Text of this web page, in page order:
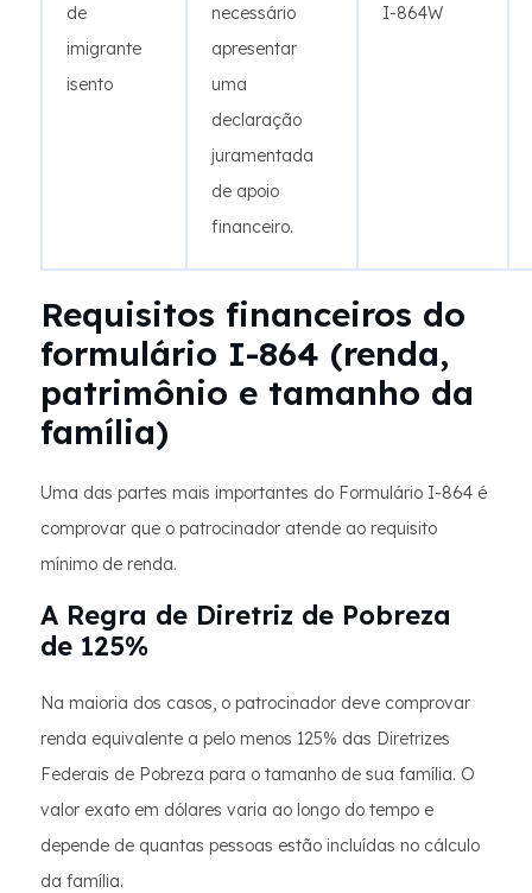
de
imigrante
isento
necessário
apresentar
uma
declaração
juramentada
de apoio
financeiro.
I-864W
Requisitos financeiros do
formulário I-864 (renda,
patrimônio e tamanho da
família)
Uma das partes mais importantes do Formulário I-864 é
comprovar que o patrocinador atende ao requisito
mínimo de renda.
A Regra de Diretriz de Pobreza
de 125%
Na maioria dos casos, o patrocinador deve comprovar
renda equivalente a pelo menos 125% das Diretrizes
Federais de Pobreza para o tamanho de sua família. O
valor exato em dólares varia ao longo do tempo e
depende de quantas pessoas estão incluídas no cálculo
da família.